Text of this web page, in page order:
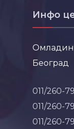
Инфо
Београд
011/260-
011/260-
011/260-